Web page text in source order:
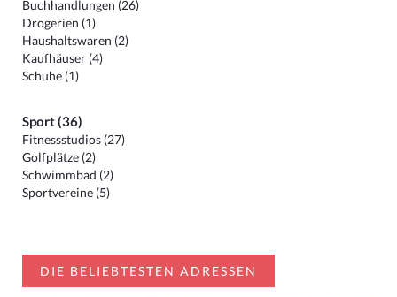
Buchhandlungen (26)
Drogerien (1)
Haushaltswaren (2)
Kaufhäuser (4)
Schuhe (1)
Sport (36)
Fitnessstudios (27)
Golfplätze (2)
Schwimmbad (2)
Sportvereine (5)
DIE BELIEBTESTEN ADRESSEN